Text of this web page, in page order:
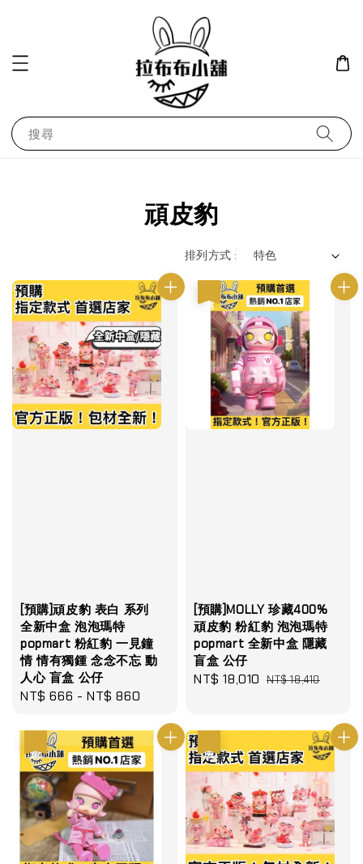
搜尋
頑皮豹
排列方式 :
[預購]頑皮豹 表白 系列
全新中盒 泡泡瑪特
popmart 粉紅豹 一見鐘
情 情有獨鍾 念念不忘 動
人心 盲盒 公仔
Regular
NT$ 666 -NT$ 860
[預購]MOLLY 珍藏400%
頑皮豹 粉紅豹 泡泡瑪特
popmart 全新中盒 隱藏
盲盒 公仔
Sale
NT$ 18,010 Regular
NT$ 18,410